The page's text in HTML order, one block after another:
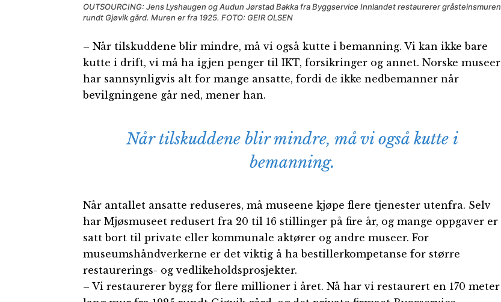
OUTSOURCING: Jens Lyshaugen og Audun Jørstad Bakka fra Byggservice Innlandet restaurerer gråsteinsmuren
rundt Gjøvik gård. Muren er fra 1925. FOTO: GEIR OLSEN
– Når tilskuddene blir mindre, må vi også kutte i bemanning. Vi kan ikke bare
kutte i drift, vi må ha igjen penger til IKT, forsikringer og annet. Norske museer
har sannsynligvis alt for mange ansatte, fordi de ikke nedbemanner når
bevilgningene går ned, mener han.
Når tilskuddene blir mindre, må vi også kutte i
bemanning.
Når antallet ansatte reduseres, må museene kjøpe flere tjenester utenfra. Selv
har Mjøsmuseet redusert fra 20 til 16 stillinger på fire år, og mange oppgaver er
satt bort til private eller kommunale aktører og andre museer. For
museumshåndverkerne er det viktig å ha bestillerkompetanse for større
restaurerings- og vedlikeholdsprosjekter.
– Vi restaurerer bygg for flere millioner i året. Nå har vi restaurert en 170 meter